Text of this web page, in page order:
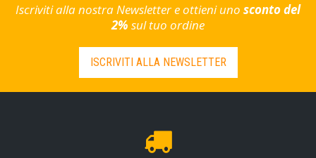
Iscriviti alla nostra Newsletter e ottieni uno sconto del
2% sul tuo ordine
ISCRIVITI ALLA NEWSLETTER